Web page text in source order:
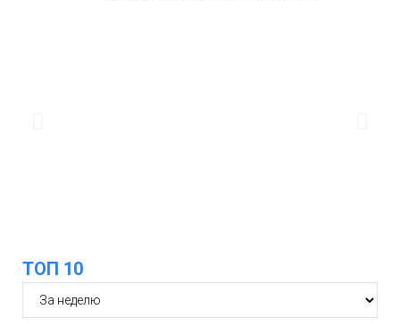
12:25
06 августа
списке городов, откуда приехали
норильчане
ТОП 10